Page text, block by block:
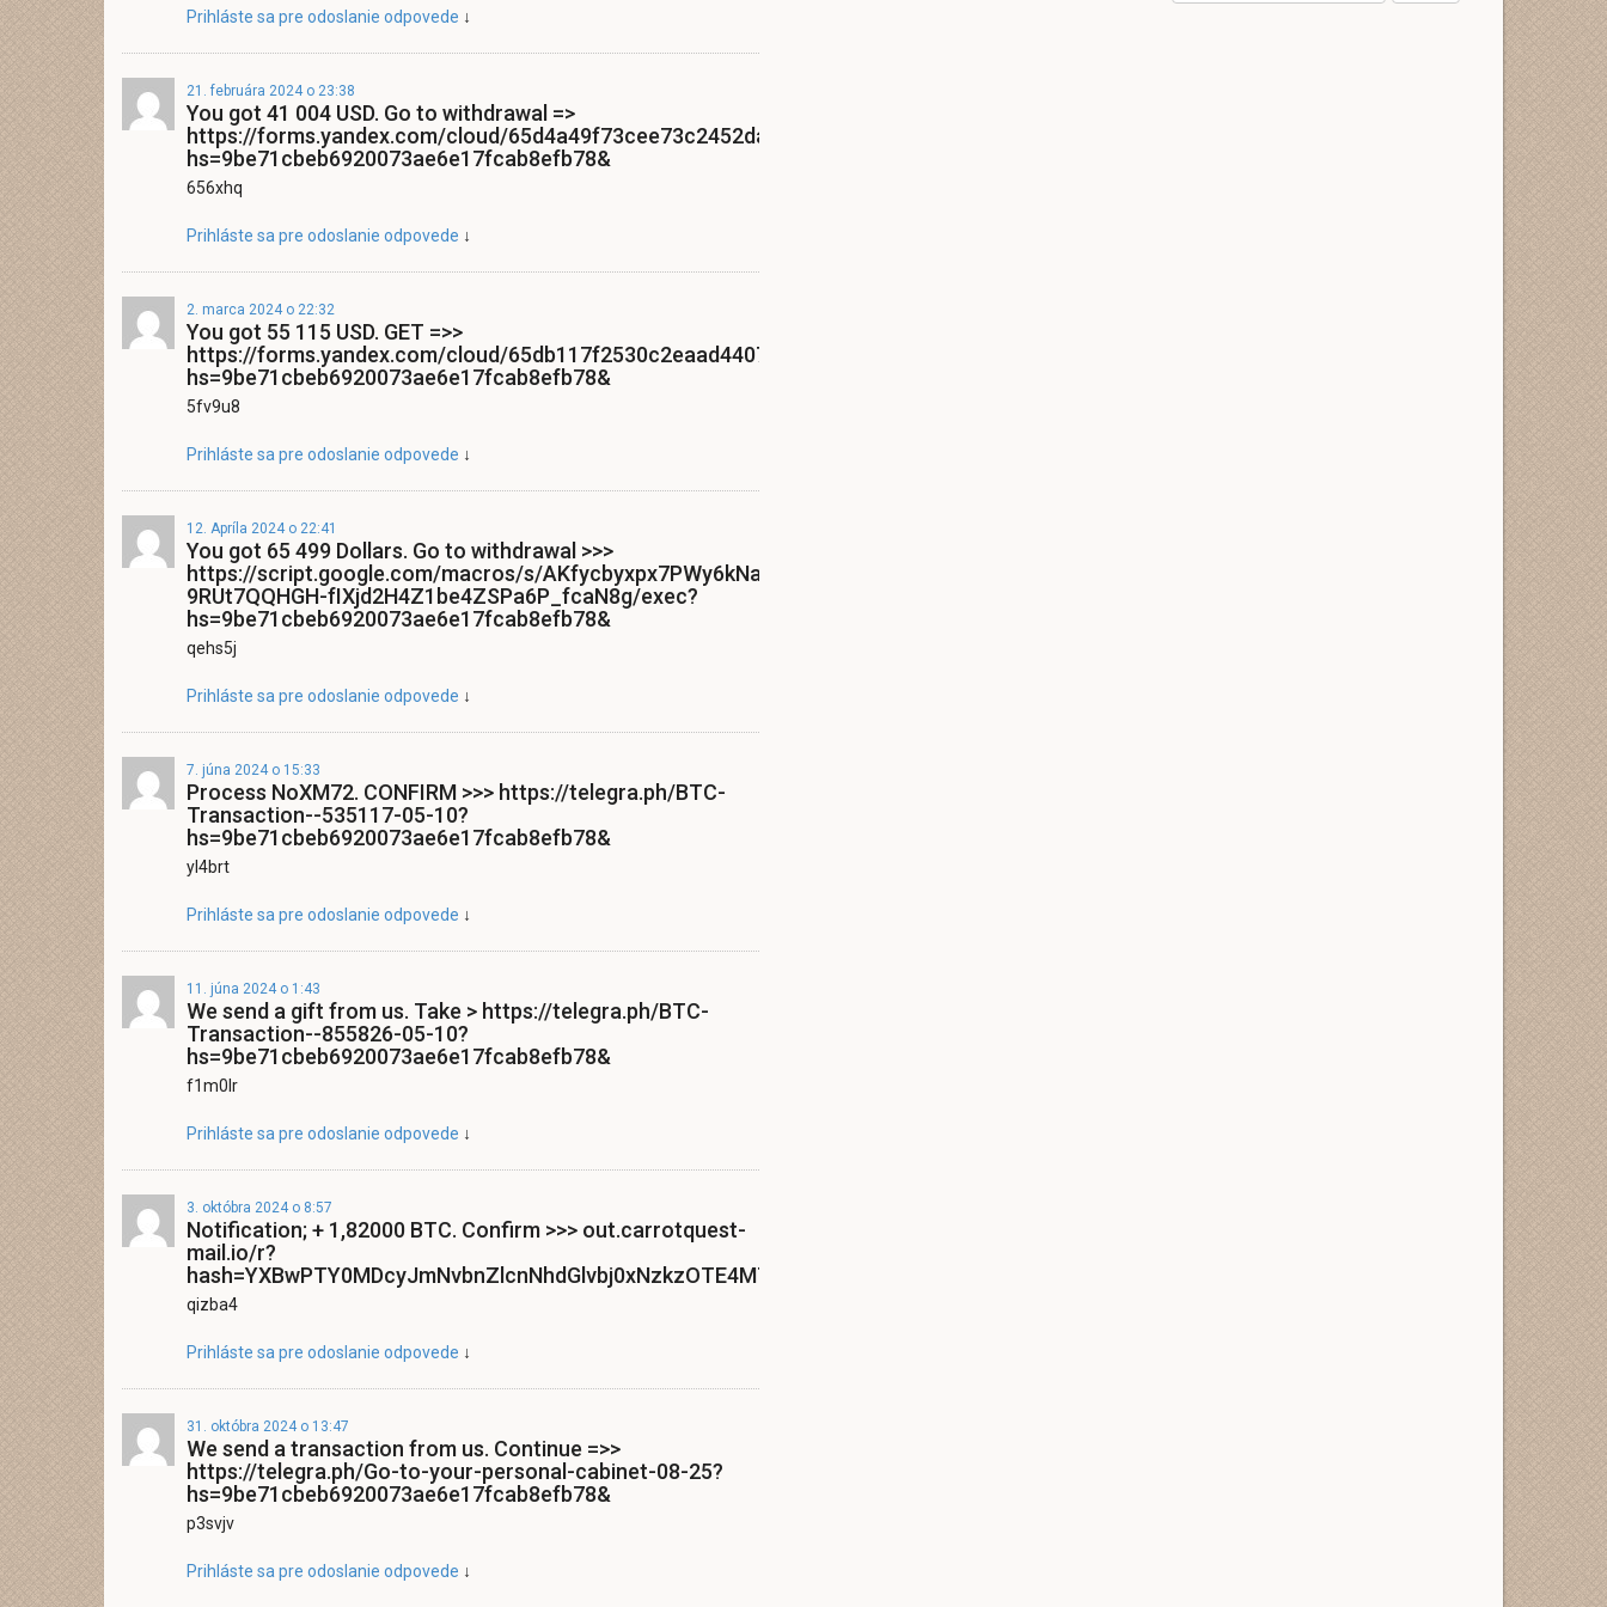
Prihláste sa pre odoslanie odpovede ↓
21. februára 2024 o 23:38
You got 41 004 USD. Gо tо withdrаwаl =>
https://forms.yandex.com/cloud/65d4a49f73cee73c2452da8d?
hs=9be71cbeb6920073ae6e17fcab8efb78&
656xhq
Prihláste sa pre odoslanie odpovede ↓
2. marca 2024 o 22:32
You got 55 115 USD. GЕТ =>>
https://forms.yandex.com/cloud/65db117f2530c2eaad44077b?
hs=9be71cbeb6920073ae6e17fcab8efb78&
5fv9u8
Prihláste sa pre odoslanie odpovede ↓
12. Apríla 2024 o 22:41
You got 65 499 Dollars. Gо tо withdrаwаl >>>
https://script.google.com/macros/s/AKfycbyxpx7PWy6kNayFX3jQIFdBqQ8jgSTT-
9RUt7QQHGH-fIXjd2H4Z1be4ZSPa6P_fcaN8g/exec?
hs=9be71cbeb6920073ae6e17fcab8efb78&
qehs5j
Prihláste sa pre odoslanie odpovede ↓
7. júna 2024 o 15:33
Process NoXM72. CONFIRM >>> https://telegra.ph/BTC-
Transaction--535117-05-10?
hs=9be71cbeb6920073ae6e17fcab8efb78&
yl4brt
Prihláste sa pre odoslanie odpovede ↓
11. júna 2024 o 1:43
We send a gift from us. Take > https://telegra.ph/BTC-
Transaction--855826-05-10?
hs=9be71cbeb6920073ae6e17fcab8efb78&
f1m0lr
Prihláste sa pre odoslanie odpovede ↓
3. októbra 2024 o 8:57
Notification; + 1,82000 BTC. Confirm >>> out.carrotquest-
mail.io/r?
qizba4
Prihláste sa pre odoslanie odpovede ↓
31. októbra 2024 o 13:47
We send a transaction from us. Continue =>>
https://telegra.ph/Go-to-your-personal-cabinet-08-25?
hs=9be71cbeb6920073ae6e17fcab8efb78&
p3svjv
Prihláste sa pre odoslanie odpovede ↓